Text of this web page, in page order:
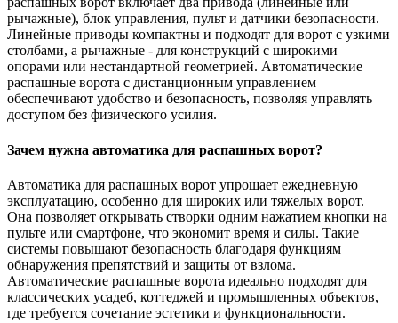
рычажные), блок управления, пульт и датчики безопасности.
Линейные приводы компактны и подходят для ворот с узкими
столбами, а рычажные - для конструкций с широкими
опорами или нестандартной геометрией. Автоматические
распашные ворота с дистанционным управлением
обеспечивают удобство и безопасность, позволяя управлять
доступом без физического усилия.
Зачем нужна автоматика для распашных ворот?
Автоматика для распашных ворот упрощает ежедневную
эксплуатацию, особенно для широких или тяжелых ворот.
Она позволяет открывать створки одним нажатием кнопки на
пульте или смартфоне, что экономит время и силы. Такие
системы повышают безопасность благодаря функциям
обнаружения препятствий и защиты от взлома.
Автоматические распашные ворота идеально подходят для
классических усадеб, коттеджей и промышленных объектов,
где требуется сочетание эстетики и функциональности.